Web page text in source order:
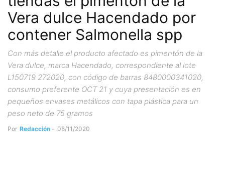
Vera dulce Hacendado por
contener Salmonella spp
Con más detalle el producto afectado es pimentón de la
Vera dulce, marca Hacendado, correspondiente al lote
L150719 272020, con código de barras 8480000341020,
consumo preferente OCT 21 y cuya presentación es en
pequeños envases metálicos con tapa plástica para un
peso neto de 75 gramos
Por Redacción - 08/11/2020